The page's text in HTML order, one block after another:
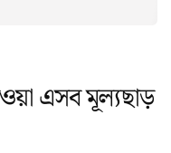
এসব মূল্যছাড়